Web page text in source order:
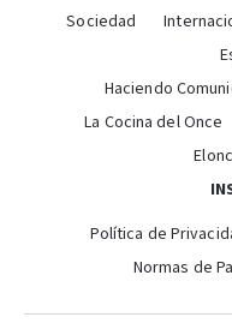
Sociedad
Haciendo
La Cocina del Once
Política de
Normas de